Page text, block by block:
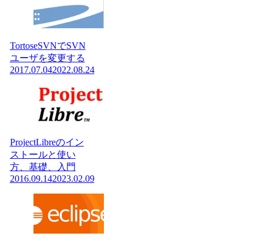
TortoseSVNでSVN
ユーザを変更する
2017.07.042022.08.24
ProjectLibreのイン
ストールと使い
方、基礎、入門
2016.09.142023.02.09